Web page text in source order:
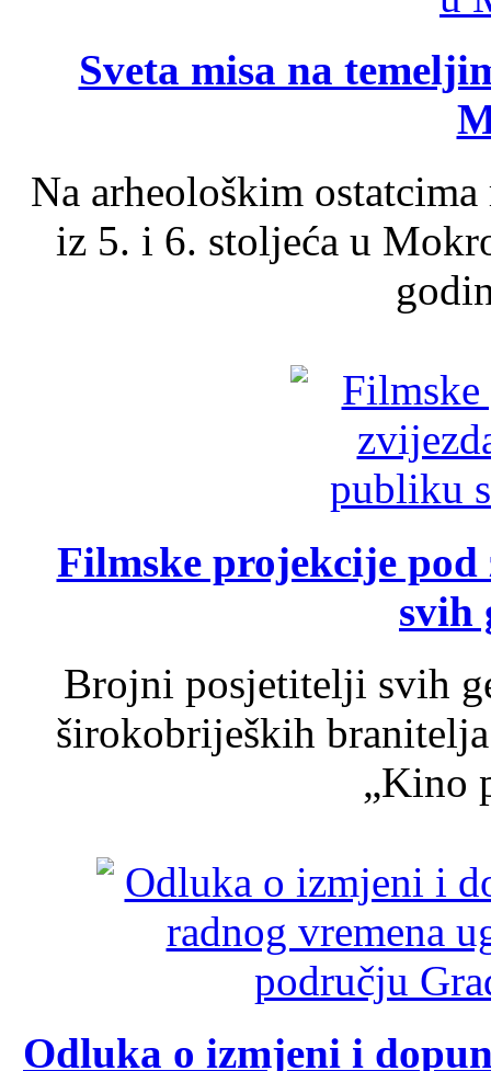
Sveta misa na
Na arheološkim
iz 5. i 6. stoljeća u
Filmske projekcije
svih
Brojni posjetitelji svih
širokobrijeških
„Kino
Odluka o izmjeni i